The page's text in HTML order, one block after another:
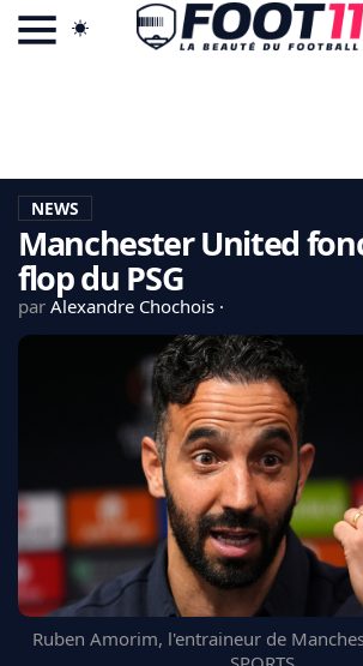
LA CHARTE
VIE PRIVÉE
CGU
CONTACTEZ-NOUS
LIGUE 1
REAL MADRID
FC BARCELONE
MANCHESTER UNITED
CHELSEA
ARSENAL
NEWS
Manchester United
flop du PSG
par Alexandre Chochois
Ruben Amorim, l'entraineur de